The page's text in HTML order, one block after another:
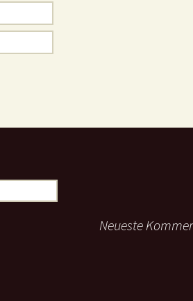
Neueste